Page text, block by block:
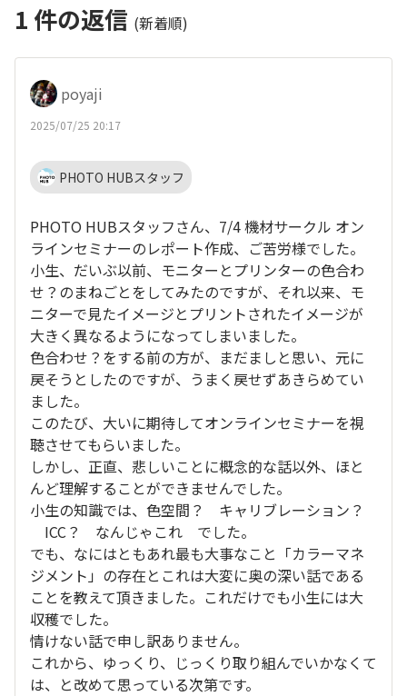
1 件の返信 (新着順)
poyaji
2025/07/25 20:17
PHOTO HUBスタッフ
PHOTO HUBスタッフさん、7/4 機材サークル オン
ラインセミナーのレポート作成、ご苦労様でした。
小生、だいぶ以前、モニターとプリンターの色合わ
せ？のまねごとをしてみたのですが、それ以来、モ
ニターで見たイメージとプリントされたイメージが
大きく異なるようになってしまいました。
色合わせ？をする前の方が、まだましと思い、元に
戻そうとしたのですが、うまく戻せずあきらめてい
ました。
このたび、大いに期待してオンラインセミナーを視
聴させてもらいました。
しかし、正直、悲しいことに概念的な話以外、ほと
んど理解することができませんでした。
小生の知識では、色空間？ キャリブレーション？
ICC？ なんじゃこれ でした。
でも、なにはともあれ最も大事なこと「カラーマネ
ジメント」の存在とこれは大変に奥の深い話である
ことを教えて頂きました。これだけでも小生には大
収穫でした。
情けない話で申し訳ありません。
これから、ゆっくり、じっくり取り組んでいかなくて
は、と改めて思っている次第です。